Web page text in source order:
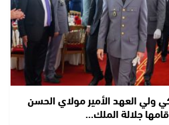
ولي العهد الأمير مولاي الحسن
جلالة الملك…